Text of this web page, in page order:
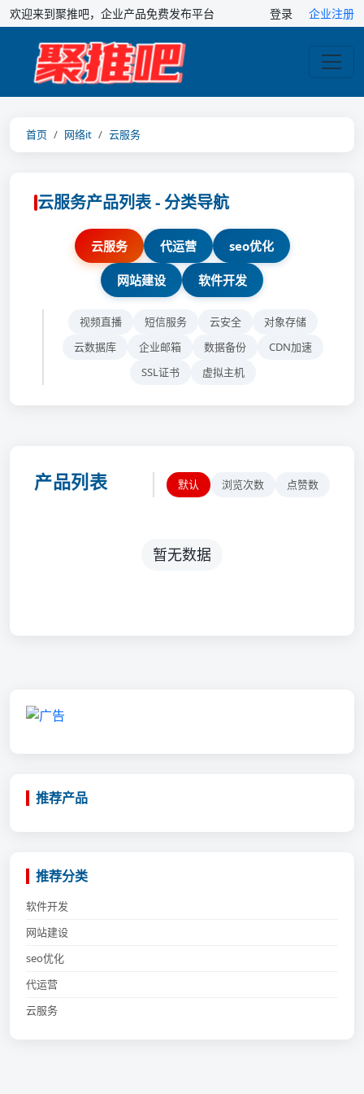
欢迎来到聚推吧，企业产品免费发布平台 登录 企业注册
首页 网络it 云服务
云服务产品列表 - 分类导航
云服务 代运营 seo优化
网站建设 软件开发
视频直播 短信服务 云安全
对象存储
云数据库
企业邮箱 数据备份
CDN加速
SSL证书
虚拟主机
产品列表 默认 浏览次数 点赞数
暂无数据
推荐产品
推荐分类
软件开发
网站建设
seo优化
代运营
云服务